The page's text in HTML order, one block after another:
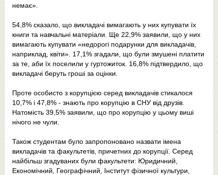
немає».
54,8% сказало, що викладачі вимагають у них купувати їх
книги та навчальні матеріали. Ще 22,9% заявили, що у них
вимагають купувати «недорогі подарунки для викладачів,
наприклад, квіти». 17,1% згадали, що були змушені платити
за те, аби їх поселили у гуртожиток. 16,8% підтвердило, що
викладачі беруть гроші за оцінки.
Проте особисто з корупцією серед викладачів стикалося
10,7% і 47,8% - знають про корупцію в СНУ від друзів.
Натомість 39,5% заявили, що про корупцію у цьому виші
нічого не чули.
Також студентам було запропоновано назвати імена
викладачів та факультетів, причетних до корупції. Серед
найбільш згадуваних були факультети: Юридичний,
Економічний, Географічний, Інститут фізичної культури,